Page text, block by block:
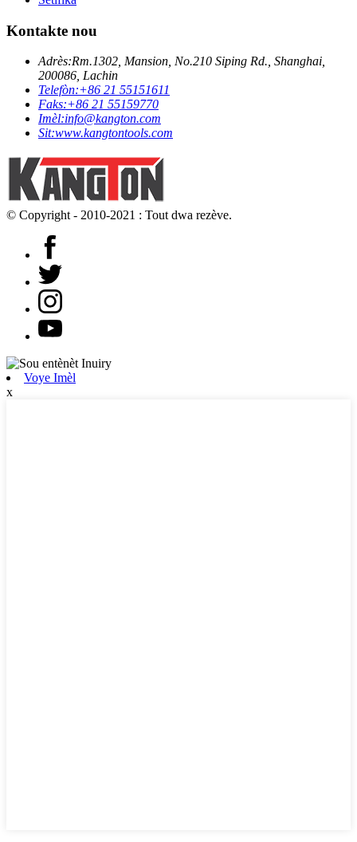
Kontakte nou
Adrès:Rm.1302, Mansion, No.210 Siping Rd., Shanghai,
200086, Lachin
Telefòn:+86 21 55151611
Faks:+86 21 55159770
Imèl:info@kangton.com
Sit:www.kangtontools.com
© Copyright - 2010-2021 : Tout dwa rezève.
Voye Imèl
x